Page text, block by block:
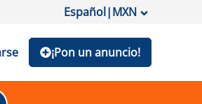
Español|MXN
¡Pon un anuncio!